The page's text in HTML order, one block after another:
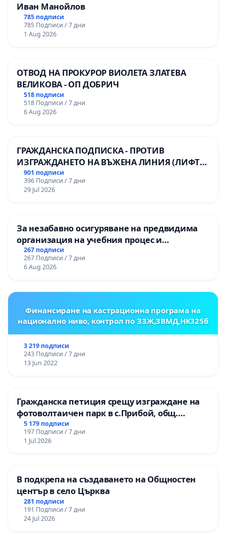
Иван Манойлов
785 подписи
785 Подписи / 7 дни
1 Aug 2026
ОТВОД НА ПРОКУРОР ВИОЛЕТА ЗЛАТЕВА
ВЕЛИКОВА - ОП ДОБРИЧ
518 подписи
518 Подписи / 7 дни
6 Aug 2026
ГРАЖДАНСКА ПОДПИСКА - ПРОТИВ
ИЗГРАЖДАНЕТО НА ВЪЖЕНА ЛИНИЯ (ЛИФТ)
НА ТЕРИТОРИЯТА НА ПРИРОДНА
ЗАБЕЛЕЖИТЕЛНОСТ „ХЪЛМ НА
ОСВОБОДИТЕЛИТЕ“ (БУНАРДЖИК)
901 подписи
396 Подписи / 7 дни
29 Jul 2026
За незабавно осигуряване на предвидима
организация на учебния процес и
гарантиране на правото на равнопоставено
и качествено образование на учениците от
ОУ „Княз Александър I“ и Хуманитарна
267 подписи
267 Подписи / 7 дни
6 Aug 2026
Финансиране на кастрационна програма на
национално ниво, контрол по ЗЗЖ,ЗВМД,НК325б
3 219 подписи
243 Подписи / 7 дни
13 Jun 2022
Гражданска петиция срещу изграждане на
фотоволтаичен парк в с.Прибой, общ.
Радомир
5 179 подписи
197 Подписи / 7 дни
1 Jul 2026
В подкрепа на създаването на Общностен
център в село Църква
281 подписи
191 Подписи / 7 дни
24 Jul 2026